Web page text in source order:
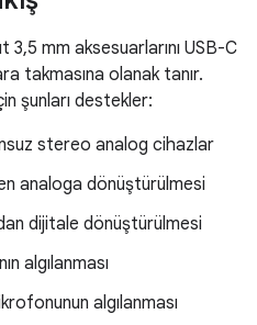
3,5 mm aksesuarlarını USB-C
takmasına olanak tanır.
şunları destekler:
stereo analog cihazlar
analoga dönüştürülmesi
dijitale dönüştürülmesi
algılanması
algılanması